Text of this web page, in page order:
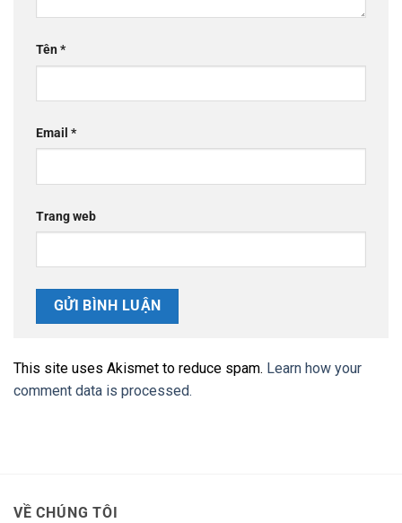
Tên*
Email *
Trang web
This site uses Akismet to reduce spam. Learn how your
comment data is processed.
VỀ CHÚNG TÔI